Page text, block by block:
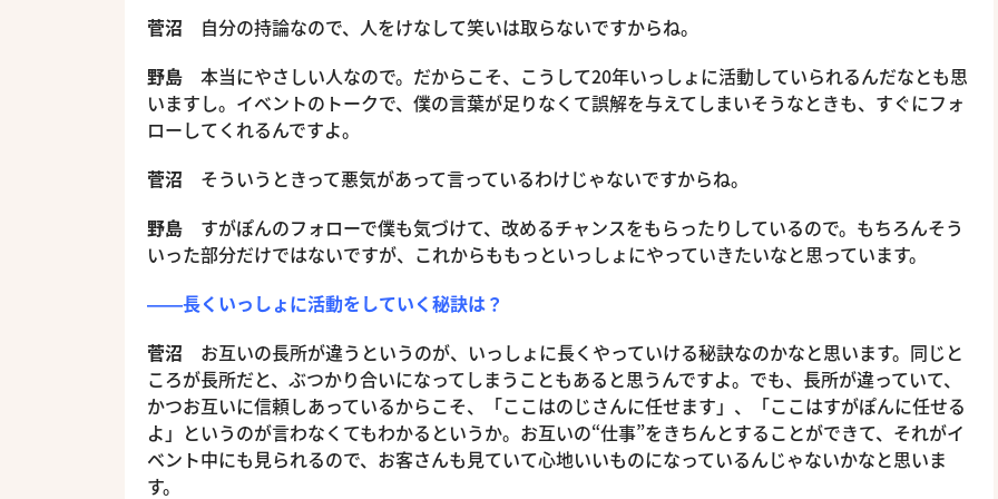
菅沼 自分の持論なので、人をけなして笑いは取らないですからね。
野島 本当にやさしい人なので。だからこそ、こうして20年いっしょに活動していられるんだなとも思
いますし。イベントのトークで、僕の言葉が足りなくて誤解を与えてしまいそうなときも、すぐにフォ
ローしてくれるんですよ。
菅沼 そういうときって悪気があって言っているわけじゃないですからね。
野島 すがぽんのフォローで僕も気づけて、改めるチャンスをもらったりしているので。もちろんそう
いった部分だけではないですが、これからももっといっしょにやっていきたいなと思っています。
――長くいっしょに活動をしていく秘訣は？
菅沼 お互いの長所が違うというのが、いっしょに長くやっていける秘訣なのかなと思います。同じと
ころが長所だと、ぶつかり合いになってしまうこともあると思うんですよ。でも、長所が違っていて、
かつお互いに信頼しあっているからこそ、「ここはのじさんに任せます」、「ここはすがぽんに任せる
よ」というのが言わなくてもわかるというか。お互いの“仕事”をきちんとすることができて、それがイ
ベント中にも見られるので、お客さんも見ていて心地いいものになっているんじゃないかなと思いま
す。